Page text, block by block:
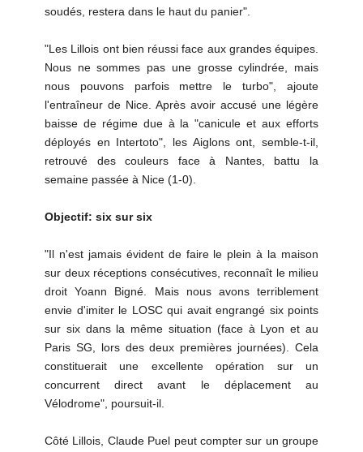
soudés, restera dans le haut du panier".
"Les Lillois ont bien réussi face aux grandes équipes.
Nous ne sommes pas une grosse cylindrée, mais
nous pouvons parfois mettre le turbo", ajoute
l'entraîneur de Nice. Après avoir accusé une légère
baisse de régime due à la "canicule et aux efforts
déployés en Intertoto", les Aiglons ont, semble-t-il,
retrouvé des couleurs face à Nantes, battu la
semaine passée à Nice (1-0).
Objectif: six sur six
"Il n'est jamais évident de faire le plein à la maison
sur deux réceptions consécutives, reconnaît le milieu
droit Yoann Bigné. Mais nous avons terriblement
envie d'imiter le LOSC qui avait engrangé six points
sur six dans la même situation (face à Lyon et au
Paris SG, lors des deux premières journées). Cela
constituerait une excellente opération sur un
concurrent direct avant le déplacement au
Vélodrome", poursuit-il.
Côté Lillois, Claude Puel peut compter sur un groupe